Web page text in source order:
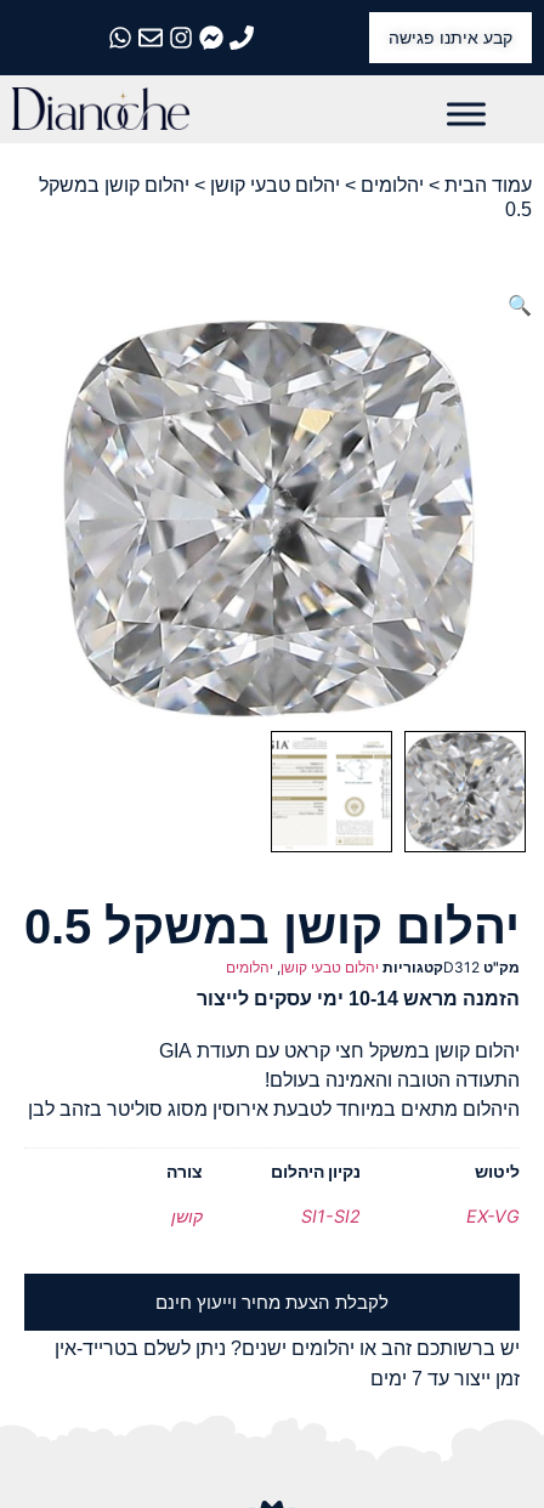
קבע איתנו פגישה
התקשרו אלינו
התקשרו אלינו
התקשרו אלינו
התקשרו אלינו
התקשרו אלינו
עמוד הבית > יהלומים > יהלום טבעי קושן > יהלום קושן במשקל
0.5
🔍
יהלום קושן במשקל 0.5
מק"ט D312קטגוריות יהלום טבעי קושן, יהלומים
הזמנה מראש 10-14 ימי עסקים לייצור
יהלום קושן במשקל חצי קראט עם תעודת GIA
התעודה הטובה והאמינה בעולם!
היהלום מתאים במיוחד לטבעת אירוסין מסוג סוליטר בזהב לבן
ליטוש
EX-VG
נקיון היהלום
SI1-SI2
צורה
קושן
לקבלת הצעת מחיר וייעוץ חינם
יש ברשותכם זהב או יהלומים ישנים? ניתן לשלם בטרייד-אין
זמן ייצור עד 7 ימים